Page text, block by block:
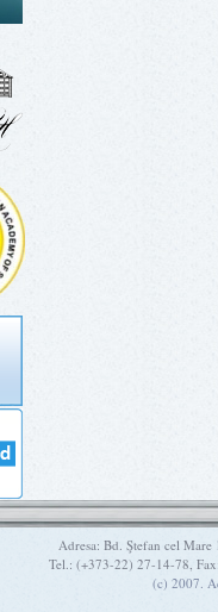
Adresa: Bd. Ştefan cel
Tel.: (+373-22) 27-14-78,
(c) 2007.